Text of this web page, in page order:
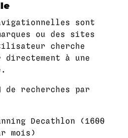
sont
ou des sites
cherche
directement à une
de recherches par
Decathlon (1600
mois)